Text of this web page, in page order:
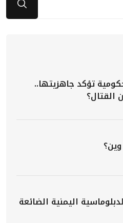
تؤكد جاهزيتها..
اليمنية الضائعة